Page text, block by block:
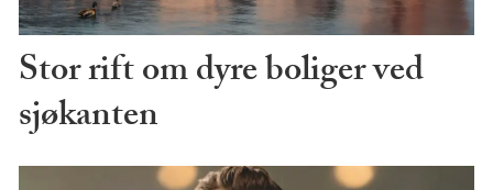
Stor rift om dyre boliger ved
sjøkanten